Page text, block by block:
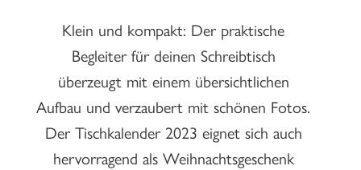
Klein und kompakt: Der praktische
Begleiter für deinen Schreibtisch
überzeugt mit einem übersichtlichen
Aufbau und verzaubert mit schönen Fotos.
Der Tischkalender 2023 eignet sich auch
hervorragend als Weihnachtsgeschenk